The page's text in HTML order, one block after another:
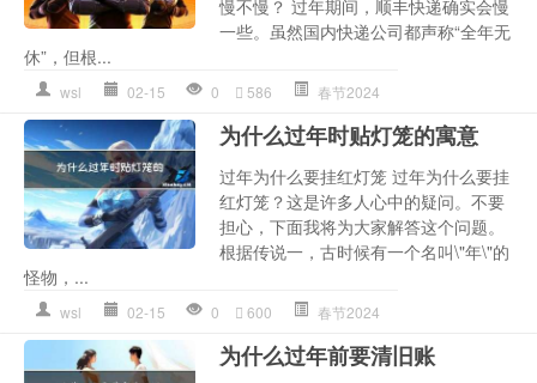
慢不慢？ 过年期间，顺丰快递确实会慢
一些。虽然国内快递公司都声称“全年无
休”，但根...
wsl 02-15 0 586 春节2024
为什么过年时贴灯笼的寓意
过年为什么要挂红灯笼 过年为什么要挂
红灯笼？这是许多人心中的疑问。不要
担心，下面我将为大家解答这个问题。
根据传说一，古时候有一个名叫\"年\"的
怪物，...
wsl 02-15 0 600 春节2024
为什么过年前要清旧账